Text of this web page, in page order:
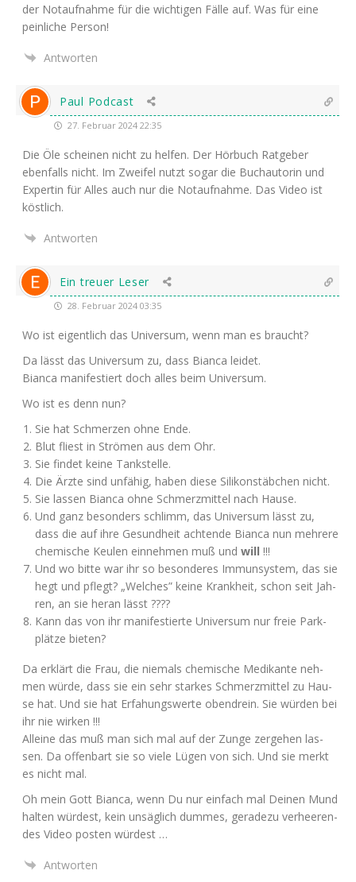
der Not­auf­nah­me für die wich­ti­gen Fäl­le auf. Was für eine
pein­li­che Person!
Antworten
Paul Podcast
27. Februar 2024 22:35
Die Öle schei­nen nicht zu hel­fen. Der Hör­buch Rat­ge­ber
eben­falls nicht. Im Zwei­fel nutzt sogar die Buch­au­to­rin und
Exper­tin für Alles auch nur die Not­auf­nah­me. Das Video ist
köstlich.
Antworten
Ein treuer Leser
28. Februar 2024 03:35
Wo ist eigent­lich das Uni­ver­sum, wenn man es braucht?
Da lässt das Uni­ver­sum zu, dass Bian­ca leidet.
Bian­ca mani­fes­tiert doch alles beim Universum.
Wo ist es denn nun?
Sie hat Schmer­zen ohne Ende.
Blut fliest in Strö­men aus dem Ohr.
Sie fin­det kei­ne Tankstelle.
Die Ärz­te sind unfä­hig, haben die­se Sili­kon­stäb­chen nicht.
Sie las­sen Bian­ca ohne Schmerz­mit­tel nach Hause.
Und ganz beson­ders schlimm, das Uni­ver­sum lässt zu,
dass die auf ihre Gesund­heit ach­ten­de Bian­ca nun meh­re­re
che­mi­sche Keu­len ein­neh­men muß und will !!!
Und wo bit­te war ihr so beson­de­res Immun­sys­tem, das sie
hegt und pflegt? „Wel­ches” kei­ne Krank­heit, schon seit Jah­
ren, an sie her­an lässt ????
Kann das von ihr mani­fes­tier­te Uni­ver­sum nur freie Park­
plät­ze bieten?
Da erklärt die Frau, die nie­mals che­mi­sche Medi­kan­te neh­
men wür­de, dass sie ein sehr star­kes Schmerz­mit­tel zu Hau­
se hat. Und sie hat Erfa­hungs­wer­te oben­drein. Sie wür­den bei
ihr nie wirken !!!
Allei­ne das muß man sich mal auf der Zun­ge zer­ge­hen las­
sen. Da offen­bart sie so vie­le Lügen von sich. Und sie merkt
es nicht mal.
Oh mein Gott Bian­ca, wenn Du nur ein­fach mal Dei­nen Mund
hal­ten wür­dest, kein unsäg­lich dum­mes, gera­de­zu ver­hee­ren­
des Video pos­ten würdest …
Antworten